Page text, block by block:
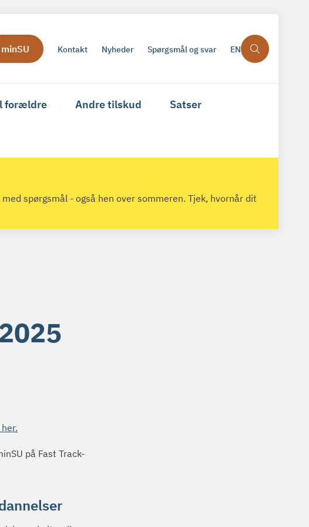
minSU Kontakt Nyheder Spørgsmål og svar EN
forældre Andre tilskud Satser
spørgsmål - også hen over sommeren. Tjek, hvornår dit
på Fast Track-